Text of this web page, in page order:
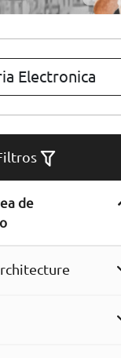
Profesionalidad
de